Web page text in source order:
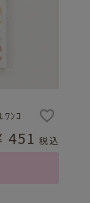
ﾝｺ
451 税込